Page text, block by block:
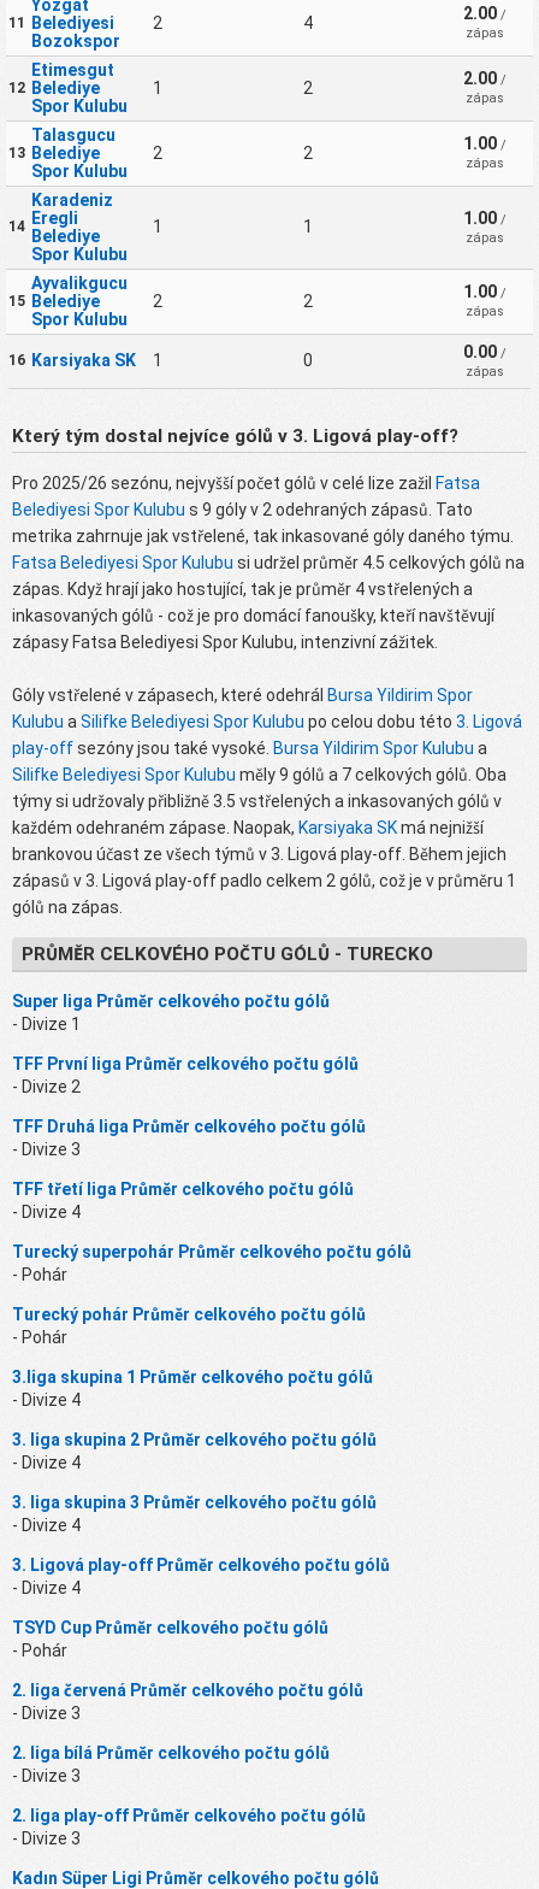
11
Yozgat
Belediyesi
Bozokspor
2 4 2.00 /
zápas
12
Etimesgut
Belediye
Spor Kulubu
1 2 2.00 /
zápas
13
Talasgucu
Belediye
Spor Kulubu
2 2 1.00 /
zápas
14
Karadeniz
Eregli
Belediye
Spor Kulubu
1 1 1.00 /
zápas
15
Ayvalikgucu
Belediye
Spor Kulubu
2 2 1.00 /
zápas
16 Karsiyaka SK 1 0 0.00 /
zápas
Který tým dostal nejvíce gólů v 3. Ligová play-off?
Pro 2025/26 sezónu, nejvyšší počet gólů v celé lize zažil Fatsa
Belediyesi Spor Kulubu s 9 góly v 2 odehraných zápasů. Tato
metrika zahrnuje jak vstřelené, tak inkasované góly daného týmu.
Fatsa Belediyesi Spor Kulubu si udržel průměr 4.5 celkových gólů na
zápas. Když hrají jako hostující, tak je průměr 4 vstřelených a
inkasovaných gólů - což je pro domácí fanoušky, kteří navštěvují
zápasy Fatsa Belediyesi Spor Kulubu, intenzivní zážitek.
Góly vstřelené v zápasech, které odehrál Bursa Yildirim Spor
Kulubu a Silifke Belediyesi Spor Kulubu po celou dobu této 3. Ligová
play-offsezóny jsou také vysoké. Bursa Yildirim Spor Kulubu a
Silifke Belediyesi Spor Kulubu měly 9 gólů a 7 celkových gólů. Oba
týmy si udržovaly přibližně 3.5 vstřelených a inkasovaných gólů v
každém odehraném zápase. Naopak, Karsiyaka SKmá nejnižší
brankovou účast ze všech týmů v 3. Ligová play-off. Během jejich
zápasů v 3. Ligová play-off padlo celkem 2 gólů, což je v průměru 1
gólů na zápas.
PRŮMĚR CELKOVÉHO POČTU GÓLŮ - TURECKO
Super liga Průměr celkového počtu gólů
- Divize 1
TFF První liga Průměr celkového počtu gólů
- Divize 2
TFF Druhá liga Průměr celkového počtu gólů
- Divize 3
TFF třetí liga Průměr celkového počtu gólů
- Divize 4
Turecký superpohár Průměr celkového počtu gólů
- Pohár
Turecký pohár Průměr celkového počtu gólů
- Pohár
3.liga skupina 1 Průměr celkového počtu gólů
- Divize 4
3. liga skupina 2 Průměr celkového počtu gólů
- Divize 4
3. liga skupina 3 Průměr celkového počtu gólů
- Divize 4
3. Ligová play-off Průměr celkového počtu gólů
- Divize 4
TSYD Cup Průměr celkového počtu gólů
- Pohár
2. liga červená Průměr celkového počtu gólů
- Divize 3
2. liga bílá Průměr celkového počtu gólů
- Divize 3
2. liga play-off Průměr celkového počtu gólů
- Divize 3
Kadın Süper Ligi Průměr celkového počtu gólů